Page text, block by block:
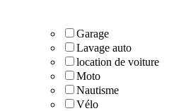
Garage
Lavage auto
location de voiture
Moto
Nautisme
Vélo